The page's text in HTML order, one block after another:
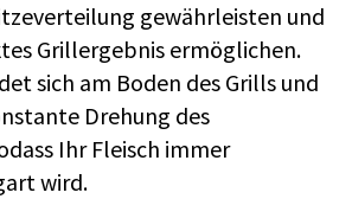
gewährleisten und
Grillergebnis ermöglichen.
sich am Boden des Grills und
Drehung des
Ihr Fleisch immer
wird.